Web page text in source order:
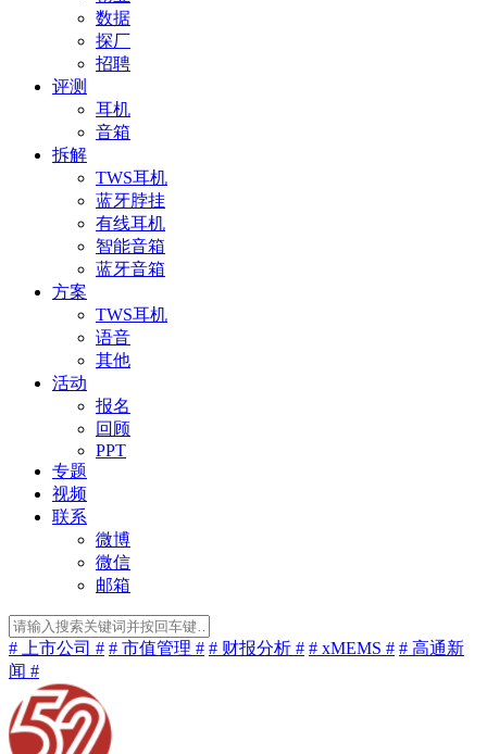
数据
探厂
招聘
评测
耳机
音箱
拆解
TWS耳机
蓝牙脖挂
有线耳机
智能音箱
蓝牙音箱
方案
TWS耳机
语音
其他
活动
报名
回顾
PPT
专题
视频
联系
微博
微信
邮箱
# 上市公司 # # 市值管理 # # 财报分析 # # xMEMS # # 高通新
闻 #